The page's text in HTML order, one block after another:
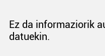
Ez da informaziorik
datuekin.